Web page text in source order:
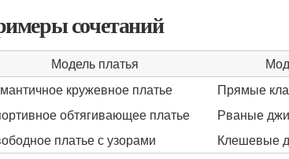
сочетаний
Модель платья
кружевное платье
Прямые
обтягивающее платье
Рваные
платье с узорами
Клешевые